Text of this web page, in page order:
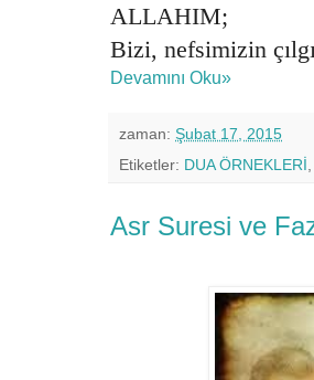
ALLAHIM;
Bizi, nefsimizin
Devamını Oku»
zaman: Şubat 17, 2015
Etiketler: DUA ÖRNEKLERİ
Asr Suresi ve